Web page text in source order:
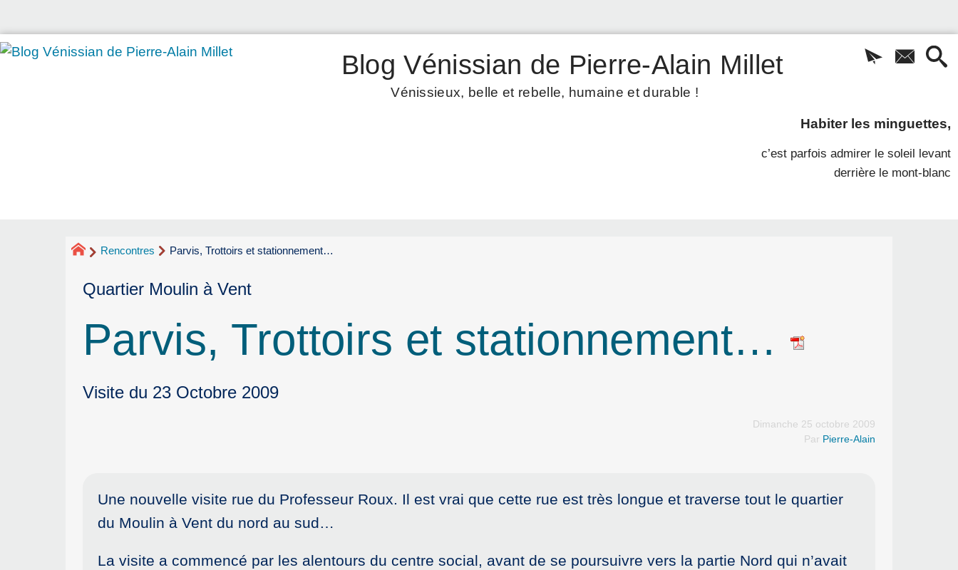
Blog Vénissian de Pierre-Alain Millet
Vénissieux, belle et rebelle, humaine et durable !
Habiter les minguettes,
c’est parfois admirer le soleil levant
derrière le mont-blanc
Rencontres Parvis, Trottoirs et stationnement…
Quartier Moulin à Vent
Parvis, Trottoirs et stationnement…
Visite du 23 Octobre 2009
Dimanche 25 octobre 2009
Par Pierre-Alain
Une nouvelle visite rue du Professeur Roux. Il est vrai que cette rue est très longue et traverse tout le quartier
du Moulin à Vent du nord au sud…
La visite a commencé par les alentours du centre social, avant de se poursuivre vers la partie Nord qui n’avait